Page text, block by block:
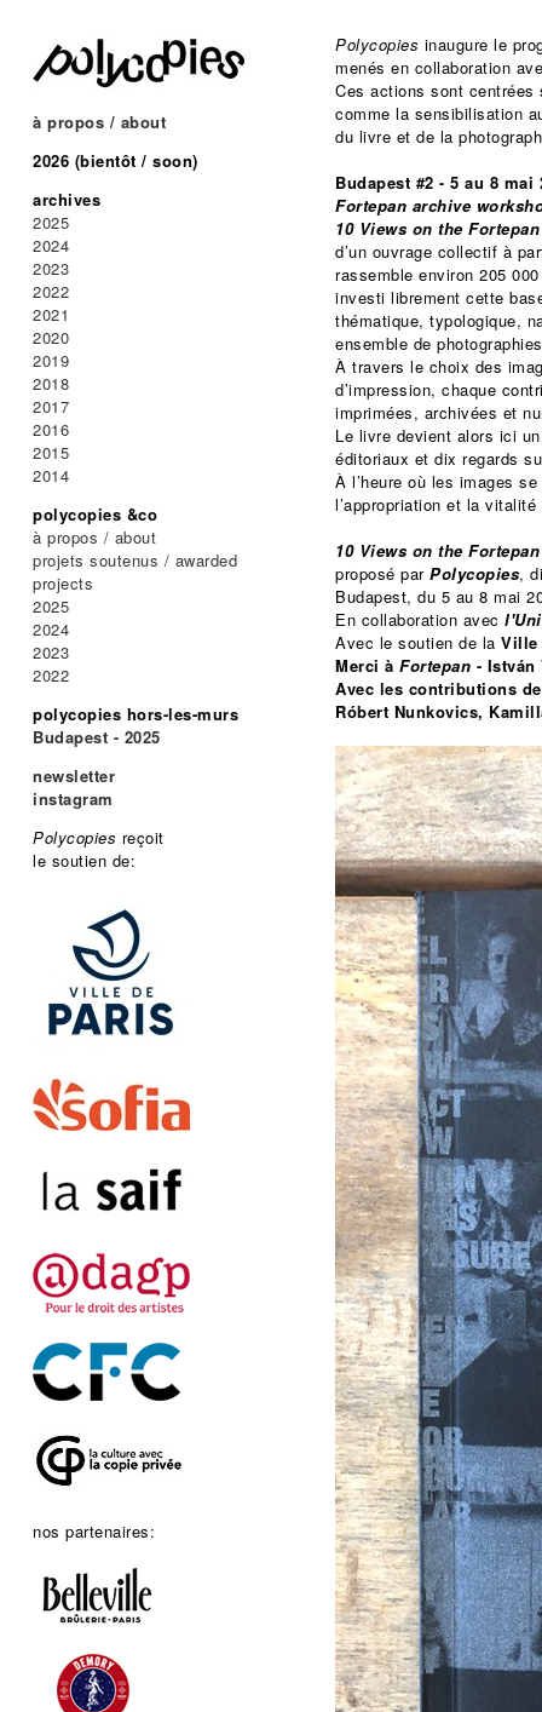
à propos / about
2026 (bientôt / soon)
archives
2025
2024
2023
2022
2021
2020
2019
2018
2017
2016
2015
2014
polycopies &co
à propos / about
projets soutenus / awarded
projects
2025
2024
2023
2022
polycopies hors-les-murs
Budapest - 2025
newsletter
instagram
Polycopies reçoit
le soutien de:
nos partenaires:
Polycopies inaugure le
menés en collaboration
Ces actions sont
comme la sensibilisation
du livre et de la
Budapest #2 - 5 au 8 mai
Fortepan archive
10 Views on the
d’un ouvrage collectif à
rassemble environ 205
investi librement cette
thématique, typologique,
ensemble de
À travers le choix des
d’impression, chaque
imprimées, archivées et
Le livre devient alors ici
éditoriaux et dix regards
À l’heure où les images
l’appropriation et la
10 Views on the
proposé par Polycopies,
Budapest, du 5 au 8 mai
En collaboration avec
Avec le soutien de la Ville
Merci à Fortepan - István
Avec les contributions
Róbert Nunkovics,